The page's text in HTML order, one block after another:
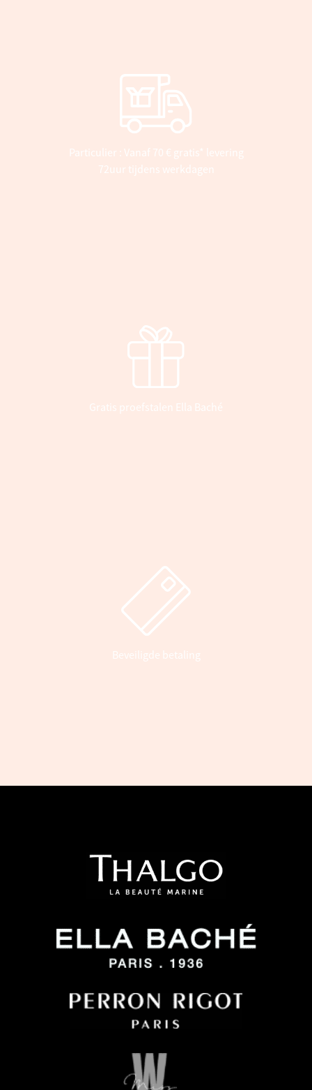
Particulier : Vanaf 70 € gratis* levering
72uur tijdens werkdagen
Gratis proefstalen Ella Baché
Beveiligde betaling